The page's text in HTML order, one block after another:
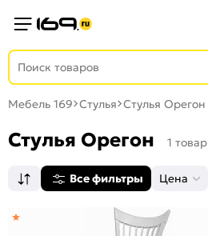
Мебель 169 Стулья Стулья Орегон
Стулья Орегон 1 товар
Все фильтры Цена